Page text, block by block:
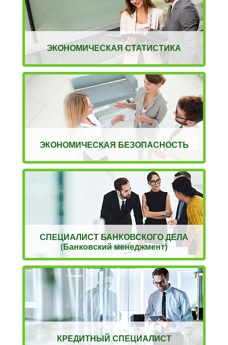
ЭКОНОМИЧЕСКАЯ СТАТИСТИКА
ЭКОНОМИЧЕСКАЯ БЕЗОПАСНОСТЬ
СПЕЦИАЛИСТ БАНКОВСКОГО ДЕЛА
(Банковский менеджмент)
КРЕДИТНЫЙ СПЕЦИАЛИСТ